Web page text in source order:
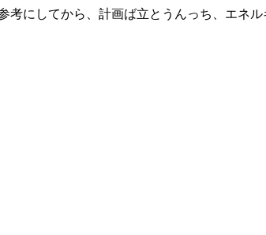
にしてから、計画ば立とうんっち、エネル